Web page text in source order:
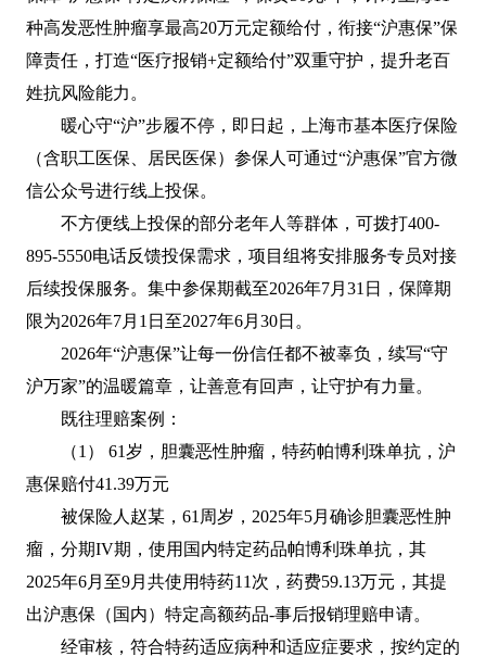
种高发恶性肿瘤享最高20万元定额给付，衔接“沪惠保”保
障责任，打造“医疗报销+定额给付”双重守护，提升老百
姓抗风险能力。
暖心守“沪”步履不停，即日起，上海市基本医疗保险
（含职工医保、居民医保）参保人可通过“沪惠保”官方微
信公众号进行线上投保。
不方便线上投保的部分老年人等群体，可拨打400-
895-5550电话反馈投保需求，项目组将安排服务专员对接
后续投保服务。集中参保期截至2026年7月31日，保障期
限为2026年7月1日至2027年6月30日。
2026年“沪惠保”让每一份信任都不被辜负，续写“守
沪万家”的温暖篇章，让善意有回声，让守护有力量。
既往理赔案例：
（1） 61岁，胆囊恶性肿瘤，特药帕博利珠单抗，沪
惠保赔付41.39万元
被保险人赵某，61周岁，2025年5月确诊胆囊恶性肿
瘤，分期IV期，使用国内特定药品帕博利珠单抗，其
2025年6月至9月共使用特药11次，药费59.13万元，其提
出沪惠保（国内）特定高额药品-事后报销理赔申请。
经审核，符合特药适应病种和适应症要求，按约定的